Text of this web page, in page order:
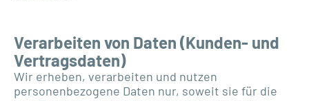
Verarbeiten von Daten (Kunden- und
Vertragsdaten)
Wir erheben, verarbeiten und nutzen
personenbezogene Daten nur, soweit sie für die